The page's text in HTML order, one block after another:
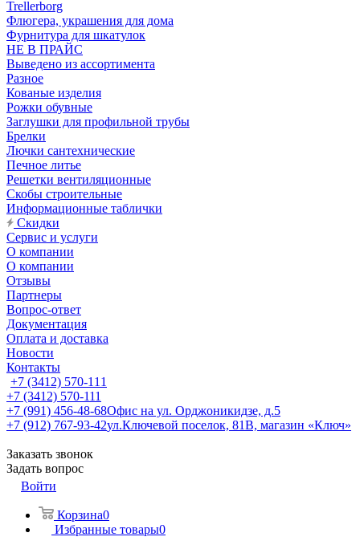
Trellerborg
Флюгера, украшения для дома
Фурнитура для шкатулок
НЕ В ПРАЙС
Выведено из ассортимента
Разное
Кованые изделия
Рожки обувные
Заглушки для профильной трубы
Брелки
Лючки сантехнические
Печное литье
Решетки вентиляционные
Скобы строительные
Информационные таблички
Скидки
Сервис и услуги
О компании
О компании
Отзывы
Партнеры
Вопрос-ответ
Документация
Оплата и доставка
Новости
Контакты
+7 (3412) 570-111
+7 (3412) 570-111
+7 (991) 456-48-68Офис на ул. Орджоникидзе, д.5
+7 (912) 767-93-42ул.Ключевой поселок, 81В, магазин «Ключ»
Заказать звонок
Задать вопрос
Войти
Корзина0
Избранные товары0